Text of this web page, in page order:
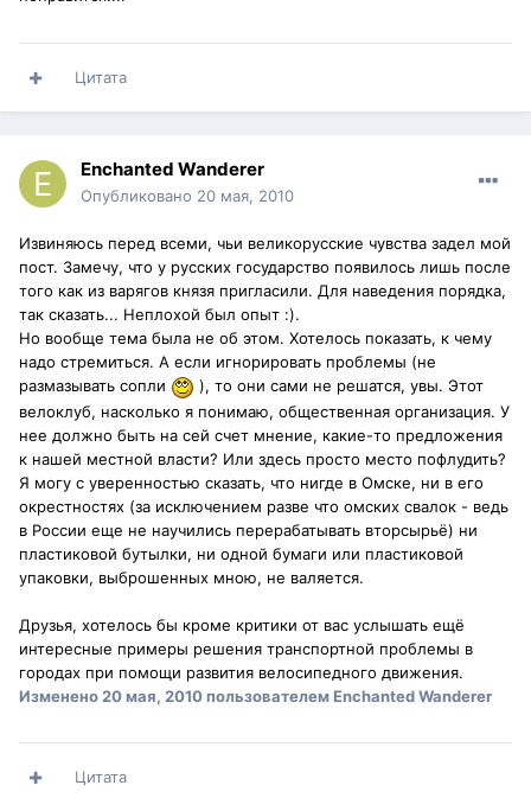
Цитата
Enchanted Wanderer
Опубликовано 20 мая, 2010
Извиняюсь перед всеми, чьи великорусские чувства задел мой
пост. Замечу, что у русских государство появилось лишь после
того как из варягов князя пригласили. Для наведения порядка,
так сказать... Неплохой был опыт :).
Но вообще тема была не об этом. Хотелось показать, к чему
надо стремиться. А если игнорировать проблемы (не
размазывать сопли
), то они сами не решатся, увы. Этот
велоклуб, насколько я понимаю, общественная организация. У
нее должно быть на сей счет мнение, какие-то предложения
к нашей местной власти? Или здесь просто место пофлудить?
Я могу с уверенностью сказать, что нигде в Омске, ни в его
окрестностях (за исключением разве что омских свалок - ведь
в России еще не научились перерабатывать вторсырьё) ни
пластиковой бутылки, ни одной бумаги или пластиковой
упаковки, выброшенных мною, не валяется.
Друзья, хотелось бы кроме критики от вас услышать ещё
интересные примеры решения транспортной проблемы в
городах при помощи развития велосипедного движения.
Изменено 20 мая, 2010пользователем Enchanted Wanderer
Цитата